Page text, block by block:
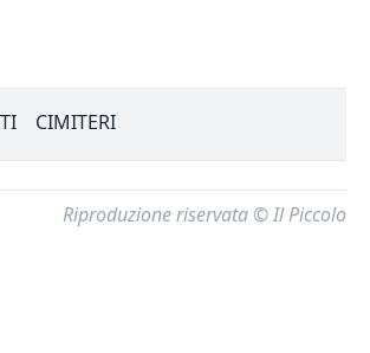
CIMITERI
Riproduzione riservata © Il Piccolo